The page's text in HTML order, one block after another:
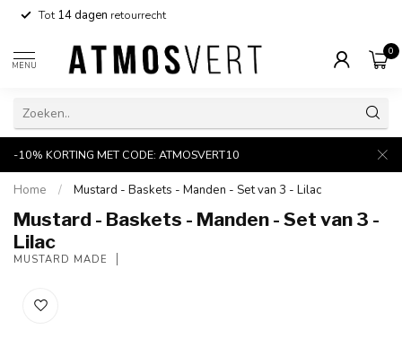
Tot14 dagen retourrecht
MENU
0
-10% KORTING MET CODE: ATMOSVERT10
Home / Mustard - Baskets - Manden - Set van 3 - Lilac
Mustard - Baskets - Manden - Set van 3 -
Lilac
MUSTARD MADE